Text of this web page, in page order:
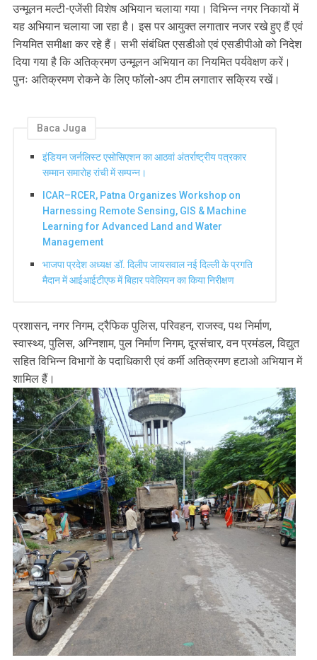
उन्मूलन मल्टी-एजेंसी विशेष अभियान चलाया गया। विभिन्न नगर निकायों में
यह अभियान चलाया जा रहा है। इस पर आयुक्त लगातार नजर रखे हुए हैं एवं
नियमित समीक्षा कर रहे हैं। सभी संबंधित एसडीओ एवं एसडीपीओ को निदेश
दिया गया है कि अतिक्रमण उन्मूलन अभियान का नियमित पर्यवेक्षण करें।
पुनः अतिक्रमण रोकने के लिए फॉलो-अप टीम लगातार सक्रिय रखें।
Baca Juga
इंडियन जर्नलिस्ट एसोसिएशन का आठवां अंतर्राष्ट्रीय पत्रकार
सम्मान समारोह रांची में सम्पन्न।
ICAR–RCER, Patna Organizes Workshop on
Harnessing Remote Sensing, GIS & Machine
Learning for Advanced Land and Water
Management
भाजपा प्रदेश अध्यक्ष डॉ. दिलीप जायसवाल नई दिल्ली के प्रगति
मैदान में आईआईटीएफ में बिहार पवेलियन का किया निरीक्षण
प्रशासन, नगर निगम, ट्रैफिक पुलिस, परिवहन, राजस्व, पथ निर्माण,
स्वास्थ्य, पुलिस, अग्निशाम, पुल निर्माण निगम, दूरसंचार, वन प्रमंडल, विद्युत
सहित विभिन्न विभागों के पदाधिकारी एवं कर्मी अतिक्रमण हटाओ अभियान में
शामिल हैं।